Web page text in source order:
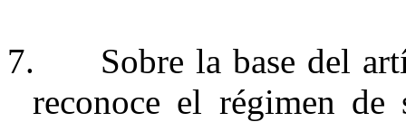
7.
Sobre la base del
reconoce el régimen